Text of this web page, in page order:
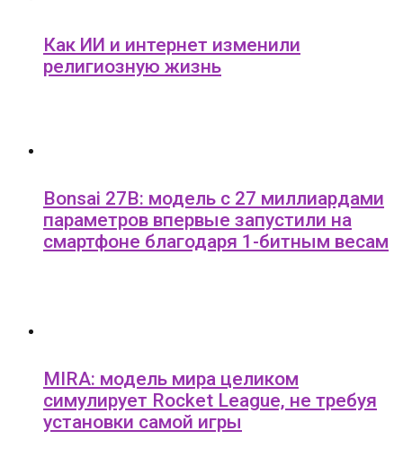
Как ИИ и интернет изменили
религиозную жизнь
Bonsai 27B: модель с 27 миллиардами
параметров впервые запустили на
смартфоне благодаря 1-битным весам
MIRA: модель мира целиком
симулирует Rocket League, не требуя
установки самой игры